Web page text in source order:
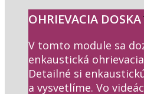
OHRIEVACIA DOSKA
V tomto module sa
enkaustická
Detailné si
a vysvetlíme. Vo